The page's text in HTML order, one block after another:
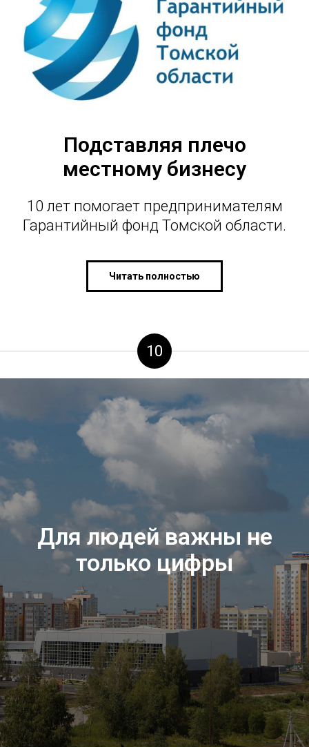
Подставляя плечо
местному бизнесу
10 лет помогает предпринимателям
Гарантийный фонд Томской области.
Читать полностью
10
Для людей важны не
только цифры